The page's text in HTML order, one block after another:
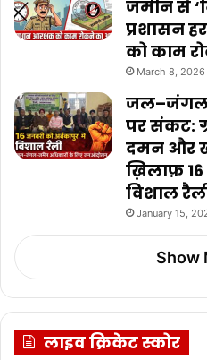
जमीन से
प्रशासन
को काम
March 8, 2026
पर संकट:
दमन और
ख़िलाफ़
विशाल
January 15,
Show
लाइव क्रिकेट स्कोर